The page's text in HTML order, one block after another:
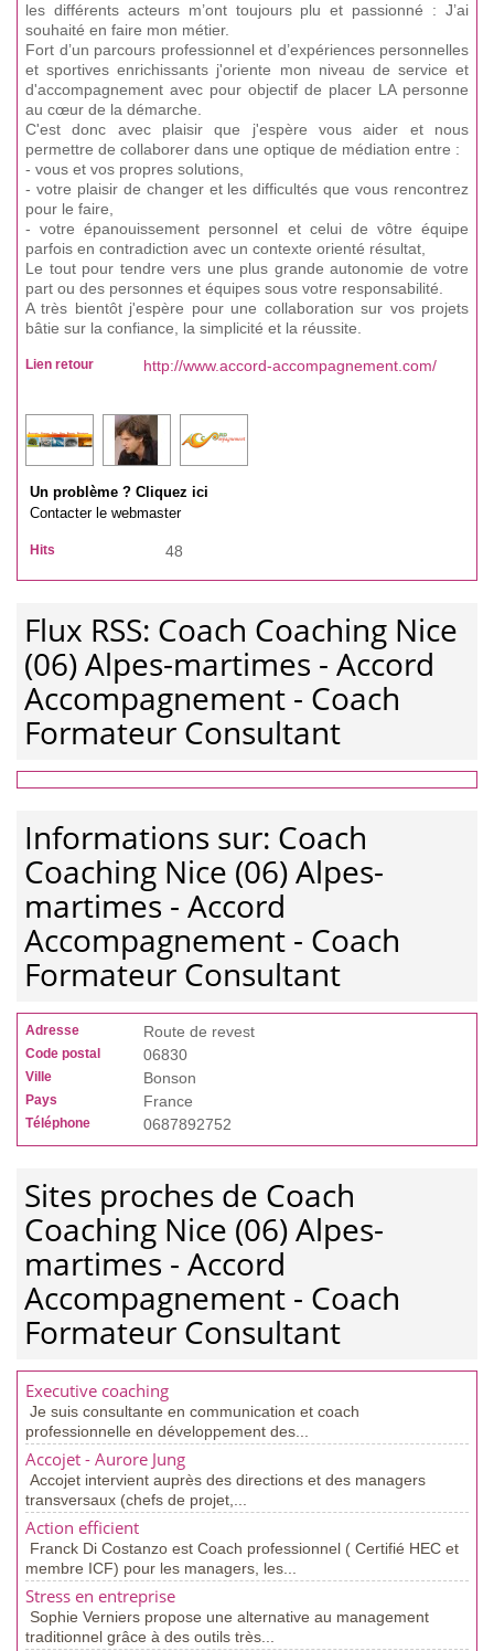
les différents acteurs m’ont toujours plu et passionné : J’ai
souhaité en faire mon métier.
Fort d’un parcours professionnel et d’expériences personnelles
et sportives enrichissants j'oriente mon niveau de service et
d'accompagnement avec pour objectif de placer LA personne
au cœur de la démarche.
C'est donc avec plaisir que j'espère vous aider et nous
permettre de collaborer dans une optique de médiation entre :
- vous et vos propres solutions,
- votre plaisir de changer et les difficultés que vous rencontrez
pour le faire,
- votre épanouissement personnel et celui de vôtre équipe
parfois en contradiction avec un contexte orienté résultat,
Le tout pour tendre vers une plus grande autonomie de votre
part ou des personnes et équipes sous votre responsabilité.
A très bientôt j'espère pour une collaboration sur vos projets
bâtie sur la confiance, la simplicité et la réussite.
Lien retour http://www.accord-accompagnement.com/
Un problème ? Cliquez ici
Contacter le webmaster
Hits 48
Flux RSS: Coach Coaching Nice
(06) Alpes-martimes - Accord
Accompagnement - Coach
Formateur Consultant
Informations sur: Coach
Coaching Nice (06) Alpes-
martimes - Accord
Accompagnement - Coach
Formateur Consultant
Adresse Route de revest
Code postal 06830
Ville Bonson
Pays France
Téléphone 0687892752
Sites proches de Coach
Coaching Nice (06) Alpes-
martimes - Accord
Accompagnement - Coach
Formateur Consultant
Executive coaching
Je suis consultante en communication et coach
professionnelle en développement des...
Accojet - Aurore Jung
Accojet intervient auprès des directions et des managers
transversaux (chefs de projet,...
Action efficient
Franck Di Costanzo est Coach professionnel ( Certifié HEC et
membre ICF) pour les managers, les...
Stress en entreprise
Sophie Verniers propose une alternative au management
traditionnel grâce à des outils très...